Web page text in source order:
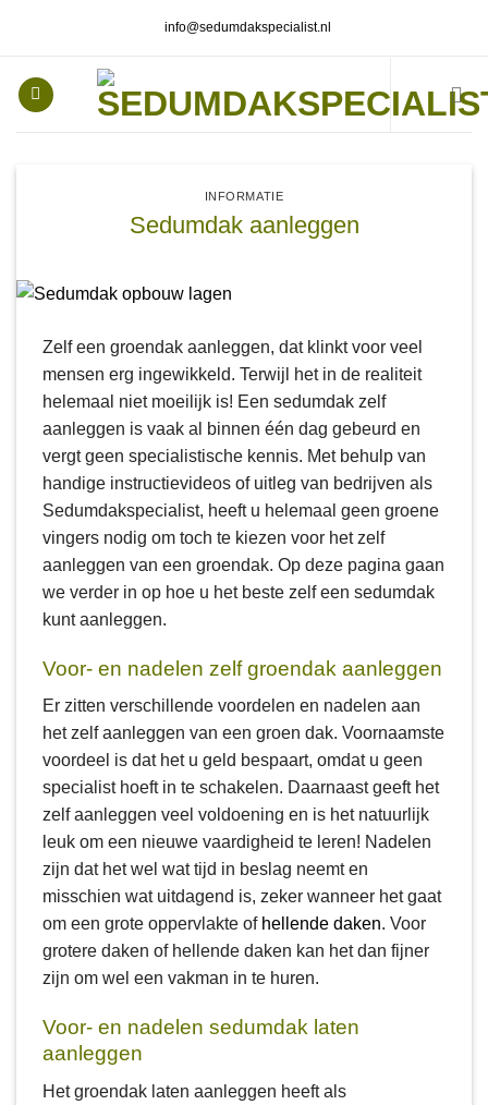
info@sedumdakspecialist.nl
INFORMATIE
Sedumdak aanleggen
Zelf een groendak aanleggen, dat klinkt voor veel
mensen erg ingewikkeld. Terwijl het in de realiteit
helemaal niet moeilijk is! Een sedumdak zelf
aanleggen is vaak al binnen één dag gebeurd en
vergt geen specialistische kennis. Met behulp van
handige instructievideos of uitleg van bedrijven als
Sedumdakspecialist, heeft u helemaal geen groene
vingers nodig om toch te kiezen voor het zelf
aanleggen van een groendak. Op deze pagina gaan
we verder in op hoe u het beste zelf een sedumdak
kunt aanleggen.
Voor- en nadelen zelf groendak aanleggen
Er zitten verschillende voordelen en nadelen aan
het zelf aanleggen van een groen dak. Voornaamste
voordeel is dat het u geld bespaart, omdat u geen
specialist hoeft in te schakelen. Daarnaast geeft het
zelf aanleggen veel voldoening en is het natuurlijk
leuk om een nieuwe vaardigheid te leren! Nadelen
zijn dat het wel wat tijd in beslag neemt en
misschien wat uitdagend is, zeker wanneer het gaat
om een grote oppervlakte of hellende daken. Voor
grotere daken of hellende daken kan het dan fijner
zijn om wel een vakman in te huren.
Voor- en nadelen sedumdak laten
aanleggen
Het groendak laten aanleggen heeft als